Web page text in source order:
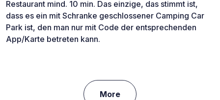
Restaurant mind. 10 min. Das einzige, das stimmt ist,
dass es ein mit Schranke geschlossener Camping Car
Park ist, den man nur mit Code der entsprechenden
App/Karte betreten kann.
More